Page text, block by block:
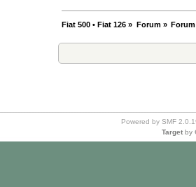
Fiat 500 • Fiat 126 » Forum»
Powered by SMF
Target by